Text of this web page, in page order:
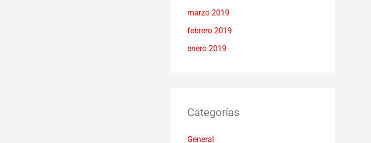
marzo 2019
febrero 2019
enero 2019
Categorías
General